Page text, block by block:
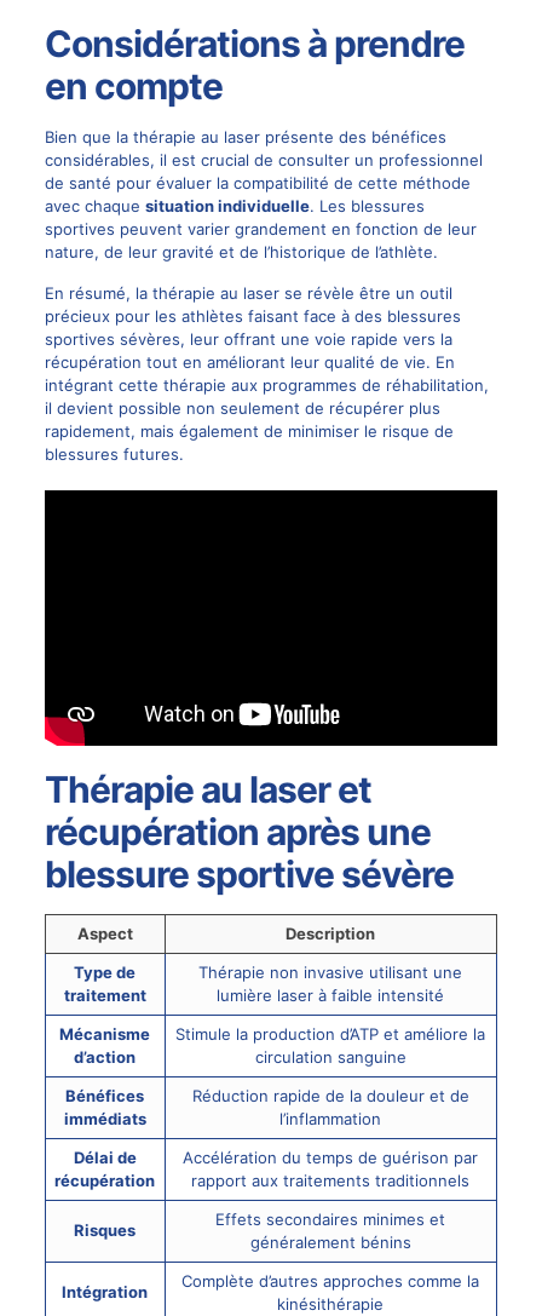
Considérations à prendre
en compte
Bien que la thérapie au laser présente des bénéfices
considérables, il est crucial de consulter un professionnel
de santé pour évaluer la compatibilité de cette méthode
avec chaque situation individuelle. Les blessures
sportives peuvent varier grandement en fonction de leur
nature, de leur gravité et de l’historique de l’athlète.
En résumé, la thérapie au laser se révèle être un outil
précieux pour les athlètes faisant face à des blessures
sportives sévères, leur offrant une voie rapide vers la
récupération tout en améliorant leur qualité de vie. En
intégrant cette thérapie aux programmes de réhabilitation,
il devient possible non seulement de récupérer plus
rapidement, mais également de minimiser le risque de
blessures futures.
Thérapie au laser et
récupération après une
blessure sportive sévère
Aspect
Description
Type de
traitement
Thérapie non invasive utilisant une
lumière laser à faible intensité
Mécanisme
d’action
Stimule la production d’ATP et améliore la
circulation sanguine
Bénéfices
immédiats
Réduction rapide de la douleur et de
l’inflammation
Délai de
récupération
Accélération du temps de guérison par
rapport aux traitements traditionnels
Risques
Effets secondaires minimes et
généralement bénins
Intégration
Complète d’autres approches comme la
kinésithérapie